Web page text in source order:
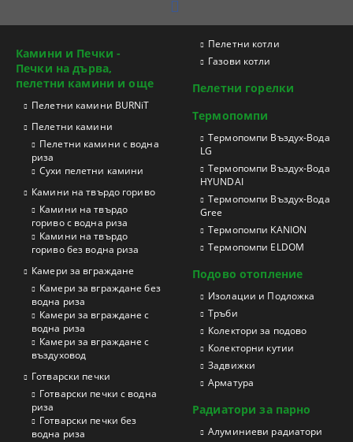
Камини и Печки -
Печки на дърва,
пелетни камини и още
Пелетни камини BURNiT
Пелетни камини
Пелетни камини с водна
риза
Сухи пелетни камини
Камини на твърдо гориво
Камини на твърдо
гориво с водна риза
Камини на твърдо
гориво без водна риза
Камери за вграждане
Камери за вграждане без
водна риза
Камери за вграждане с
водна риза
Камери за вграждане с
въздуховод
Готварски печки
Готварски печки с водна
риза
Готварски печки без
водна риза
Пелетни котли
Газови котли
Пелетни горелки
Термопомпи
Tермопомпи Въздух-Вода
LG
Термопомпи Въздух-Вода
HYUNDAI
Термопомпи Въздух-Вода
Gree
Термопомпи KANION
Термопомпи ELDOM
Подово отопление
Изолации и Подложка
Тръби
Колектори за подово
Колекторни кутии
Задвижки
Арматура
Радиатори за парно
Aлуминиеви радиатори